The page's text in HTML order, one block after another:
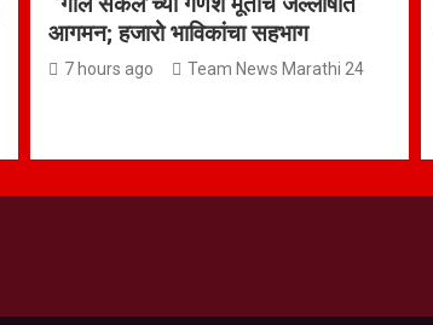
आगमन; हजारो भाविकांचा सहभाग
7 hours ago Team News Marathi 24